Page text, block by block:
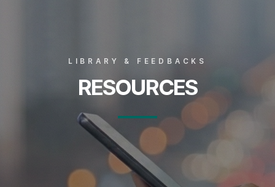
LIBRARY & FEEDBACKS
RESOURCES